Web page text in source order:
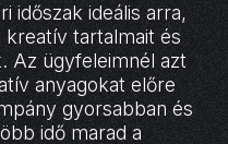
időszak ideális arra,
tartalmait és
Az ügyfeleimnél azt
anyagokat előre
gyorsabban és
idő marad a